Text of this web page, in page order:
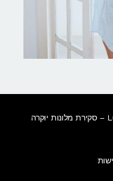
© כל הזכויות שמורות לאתר Luxury Hotels – סקירת מלונות יוקרה